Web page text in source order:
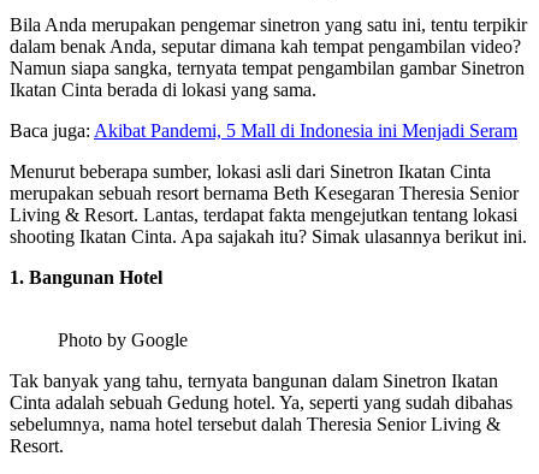
Bila Anda merupakan pengemar sinetron yang satu ini, tentu terpikir
dalam benak Anda, seputar dimana kah tempat pengambilan video?
Namun siapa sangka, ternyata tempat pengambilan gambar Sinetron
Ikatan Cinta berada di lokasi yang sama.
Baca juga: Akibat Pandemi, 5 Mall di Indonesia ini Menjadi Seram
Menurut beberapa sumber, lokasi asli dari Sinetron Ikatan Cinta
merupakan sebuah resort bernama Beth Kesegaran Theresia Senior
Living & Resort. Lantas, terdapat fakta mengejutkan tentang lokasi
shooting Ikatan Cinta. Apa sajakah itu? Simak ulasannya berikut ini.
1. Bangunan Hotel
Photo by Google
Tak banyak yang tahu, ternyata bangunan dalam Sinetron Ikatan
Cinta adalah sebuah Gedung hotel. Ya, seperti yang sudah dibahas
sebelumnya, nama hotel tersebut dalah Theresia Senior Living &
Resort.